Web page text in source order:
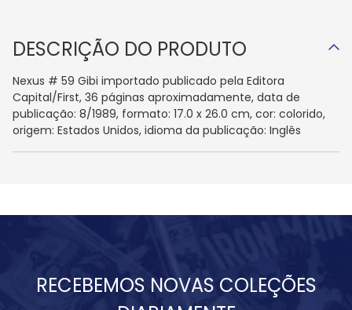
DESCRIÇÃO DO PRODUTO
Nexus # 59 Gibi importado publicado pela Editora
Capital/First, 36 páginas aproximadamente, data de
publicação: 8/1989, formato: 17.0 x 26.0 cm, cor: colorido,
origem: Estados Unidos, idioma da publicação: Inglês
RECEBEMOS NOVAS COLEÇÕES